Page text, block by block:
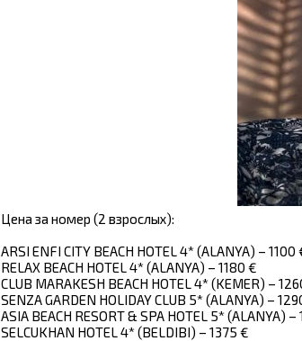
Цена за номер (2 взрослых):
ARSI ENFI CITY BEACH HOTEL 4* (ALANYA) – 1100
RELAX BEACH HOTEL 4* (ALANYA) – 1180 €
CLUB MARAKESH BEACH HOTEL 4* (KEMER) –
SENZA GARDEN HOLIDAY CLUB 5* (ALANYA) –
ASIA BEACH RESORT & SPA HOTEL 5* (ALANYA) –
SELCUKHAN HOTEL 4* (BELDIBI) – 1375 €